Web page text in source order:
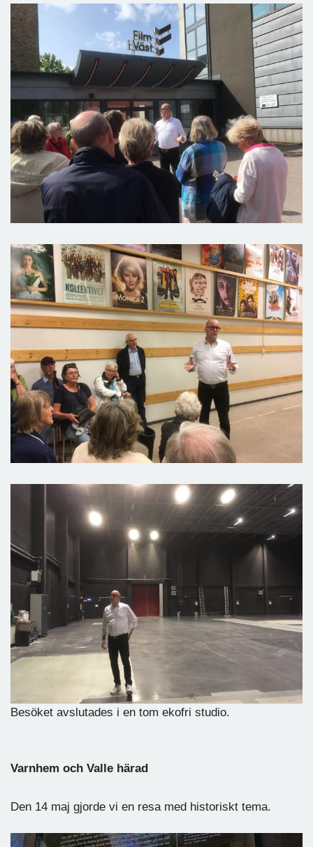
Besöket avslutades i en tom ekofri studio.
Varnhem och Valle härad
Den 14 maj gjorde vi en resa med historiskt tema.